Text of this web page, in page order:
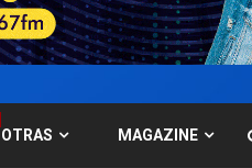
OTRAS MAGAZINE